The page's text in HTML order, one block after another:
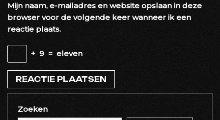
Mijn naam, e-mailadres en website opslaan in deze
browser voor de volgende keer wanneer ik een
reactie plaats.
+ 9 = eleven
Zoeken